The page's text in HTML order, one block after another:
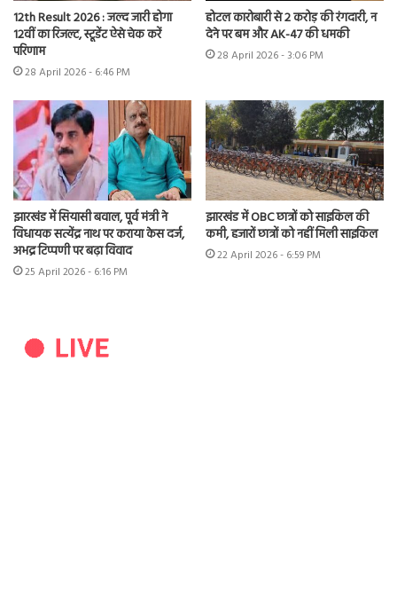
12th Result 2026 : जल्द जारी होगा
12वीं का रिजल्ट, स्टूडेंट ऐसे चेक करें
परिणाम
28 April 2026 - 6:46 PM
होटल कारोबारी से 2 करोड़ की रंगदारी, न
देने पर बम और AK-47 की धमकी
28 April 2026 - 3:06 PM
झारखंड में सियासी बवाल, पूर्व मंत्री ने
विधायक सत्येंद्र नाथ पर कराया केस दर्ज,
अभद्र टिप्पणी पर बढ़ा विवाद
25 April 2026 - 6:16 PM
झारखंड में OBC छात्रों को साइकिल की
कमी, हजारों छात्रों को नहीं मिली साइकिल
22 April 2026 - 6:59 PM